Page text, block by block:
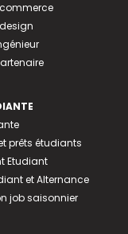
prêts étudiants
Etudiant
et Alternance
job saisonnier